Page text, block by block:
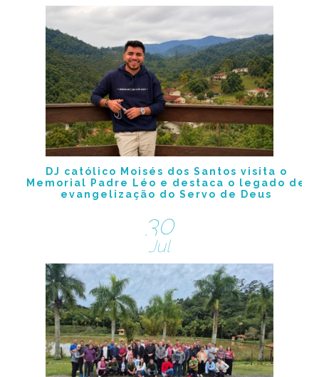
DJ católico Moisés dos Santos visita o
Memorial Padre Léo e destaca o legado de
evangelização do Servo de Deus
30
Jul